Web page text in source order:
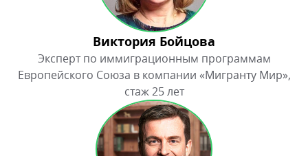
Владимир Красанов
Руководитель отдела по работе с партнерами, СМИ и
блогерами в компании «Мигранту Мир», стаж 15 лет
Наши предложения